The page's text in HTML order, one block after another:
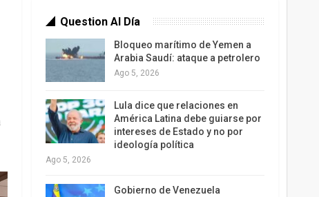
Question Al Día
Bloqueo marítimo de Yemen a
Arabia Saudí: ataque a petrolero
Ago 5, 2026
Lula dice que relaciones en
América Latina debe guiarse por
intereses de Estado y no por
ideología política
Ago 5, 2026
Gobierno de Venezuela